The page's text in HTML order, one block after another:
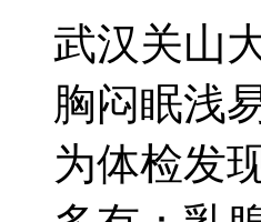
武汉关山
胸闷眠浅
为体检发